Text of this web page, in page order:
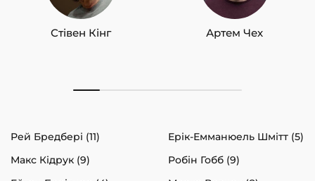
Стівен Кінг Артем Чех
Рей Бредбері (11)
Ерік-Емманюель Шмітт (5)
Макс Кідрук (9)
Робін Гобб (9)